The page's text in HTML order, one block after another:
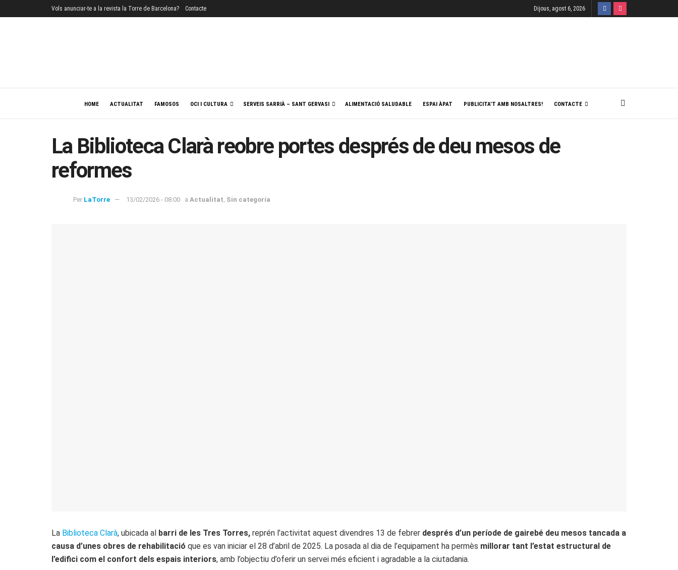
Vols anunciar-te a la revista la Torre de Barcelona? Contacte Dijous, agost 6, 2026
HOME ACTUALITAT FAMOSOS OCI I CULTURA SERVEIS SARRIÀ – SANT GERVASI ALIMENTACIÓ SALUDABLE ESPAI ÀPAT PUBLICITA’T AMB NOSALTRES! CONTACTE
La Biblioteca Clarà reobre portes després de deu mesos de
reformes
Per LaTorre 13/02/2026 - 08:00 a Actualitat Sin categoría
La Biblioteca Clarà, ubicada al barri de les Tres Torres, reprén l’activitat aquest divendres 13 de febrer després d’un període de gairebé deu mesos tancada a
causa d’unes obres de rehabilitació que es van iniciar el 28 d’abril de 2025. La posada al dia de l’equipament ha permès millorar tant l’estat estructural de
l’edifici com el confort dels espais interiors, amb l’objectiu d’oferir un servei més eficient i agradable a la ciutadania.